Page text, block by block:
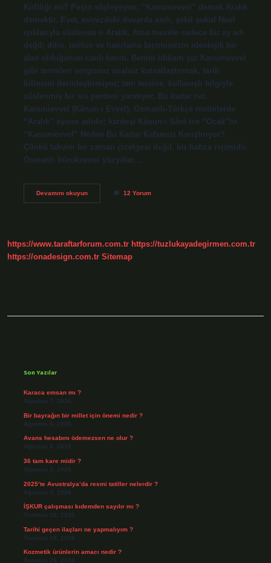
Kirliliği mi? Peşin söyleyeyim: “Kanunievvel” demek Aralık
demektir. Evet, evinizdeki duvarda asılı, şekil şukul Noel
ışıklarıyla süslenen o Aralık. Ama mesele sadece bir ay adı
değil; dilin, tarihin ve hatırlama biçimimizin ideolojik bir
alan olduğunun canlı kanıtı. Benim iddiam şu: Kanunievvel
gibi terimleri sorgusuz sualsiz kutsallaştırmak, tarih
bilincini derinleştirmiyor; tam tersine, kullanışlı bilgiyle
süslenmiş bir sis perdesi yaratıyor. Bu kadar net.
Kanunievvel (Kânun-ı Evvel), Osmanlı-Türkçe metinlerde
“Aralık” ayının adıdır; kardeşi Kânun-ı Sânî ise “Ocak”tır.
“Kanunievvel” Neden Bu Kadar Kafamızı Karıştırıyor?
Çünkü takvim bir zaman çizelgesi değil, bir hafıza rejimidir.
Osmanlı bürokrasisi yüzyıllar…
Devamını okuyunKanunievvel12 Yorum
https://www.taraftarforum.com.tr https://tuzlukayadegirmen.com.tr
https://onadesign.com.tr Sitemap
Son Yazılar
Karaca emsan mı ?
Ağustos 7, 2026
Bir bayrağın bir millet için önemi nedir ?
Ağustos 6, 2026
Avans hesabını ödemezsen ne olur ?
Ağustos 4, 2026
36 tam kare midir ?
Ağustos 3, 2026
2025’te Avustralya’da resmi tatiller nelerdir ?
Ağustos 3, 2026
İŞKUR çalışması kıdemden sayılır mı ?
Temmuz 30, 2026
Tarihi geçen ilaçları ne yapmalıyım ?
Temmuz 28, 2026
Kozmetik ürünlerin amacı nedir ?
Temmuz 26, 2026